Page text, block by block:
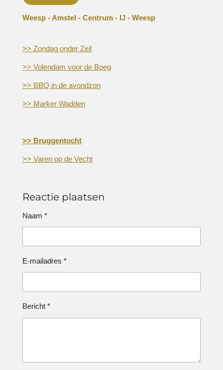
Weesp - Amstel - Centrum - IJ - Weesp
>> Zondag onder Zeil
>> Volendam voor de Boeg
>> BBQ in de avondzon
>> Marker Wadden
>> Bruggentocht
>> Varen op de Vecht
Reactie plaatsen
Naam *
E-mailadres *
Bericht *